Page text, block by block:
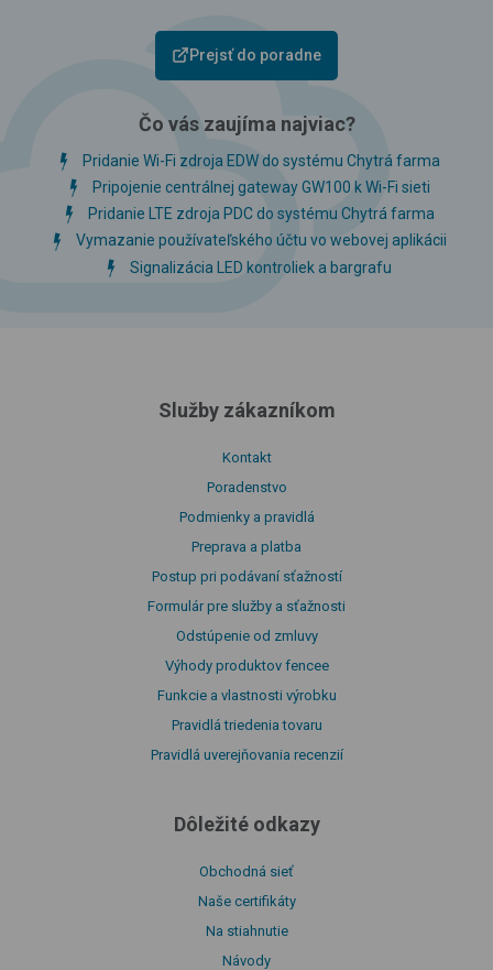
Prejsť do poradne
Čo vás zaujíma najviac?
Pridanie Wi-Fi zdroja EDW do systému Chytrá farma
Pripojenie centrálnej gateway GW100 k Wi-Fi sieti
Pridanie LTE zdroja PDC do systému Chytrá farma
Vymazanie používateľského účtu vo webovej aplikácii
Signalizácia LED kontroliek a bargrafu
Služby zákazníkom
Kontakt
Poradenstvo
Podmienky a pravidlá
Preprava a platba
Postup pri podávaní sťažností
Formulár pre služby a sťažnosti
Odstúpenie od zmluvy
Výhody produktov fencee
Funkcie a vlastnosti výrobku
Pravidlá triedenia tovaru
Pravidlá uverejňovania recenzií
Dôležité odkazy
Obchodná sieť
Naše certifikáty
Na stiahnutie
Návody